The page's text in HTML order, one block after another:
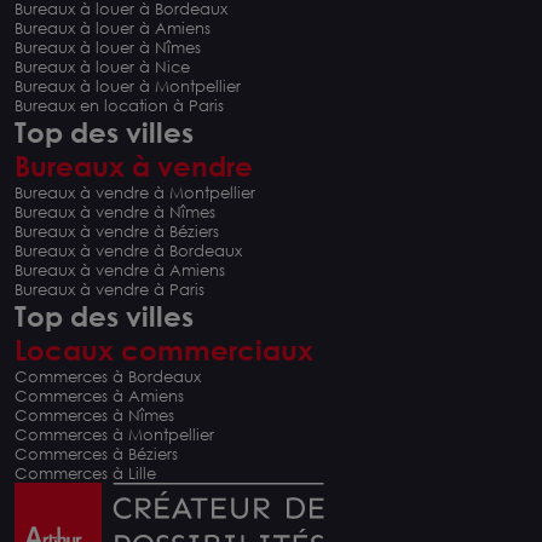
Bureaux à louer à Bordeaux
Bureaux à louer à Amiens
Bureaux à louer à Nîmes
Bureaux à louer à Nice
Bureaux à louer à Montpellier
Bureaux en location à Paris
Top des villes
Bureaux à vendre
Bureaux à vendre à Montpellier
Bureaux à vendre à Nîmes
Bureaux à vendre à Béziers
Bureaux à vendre à Bordeaux
Bureaux à vendre à Amiens
Bureaux à vendre à Paris
Top des villes
Locaux commerciaux
Commerces à Bordeaux
Commerces à Amiens
Commerces à Nîmes
Commerces à Montpellier
Commerces à Béziers
Commerces à Lille